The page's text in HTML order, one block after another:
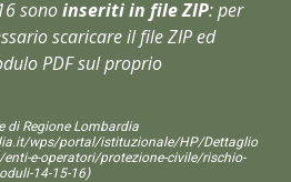
sono inseriti in file ZIP: per
scaricare il file ZIP ed
PDF sul proprio
di Regione Lombardia
wps/portal/istituzionale/HP/Dettaglio
e-operatori/protezione-civile/rischio-
14-15-16)